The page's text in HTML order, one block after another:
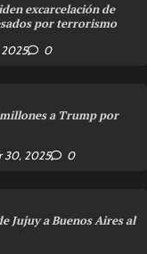
excarcelación de
por terrorismo
2025 0
millones a Trump por
30, 2025 0
Jujuy a Buenos Aires al